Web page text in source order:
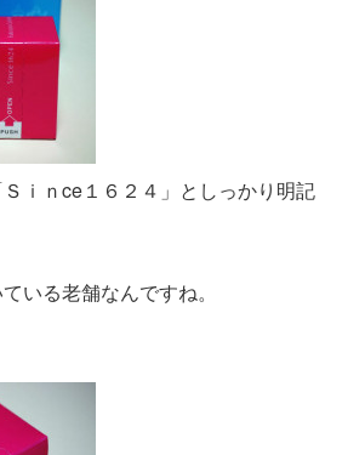
ｉｎce１６２４」としっかり明記
いる老舗なんですね。